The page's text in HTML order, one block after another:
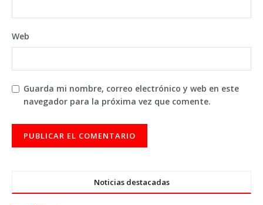
Web
Guarda mi nombre, correo electrónico y web en este
navegador para la próxima vez que comente.
Noticias destacadas